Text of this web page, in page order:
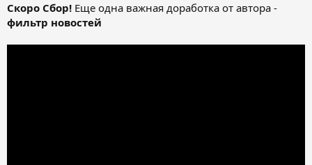
Скоро Сбор! Еще одна важная доработка от автора -
фильтр новостей